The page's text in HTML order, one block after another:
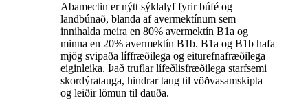
Abamectin er nýtt sýklalyf fyrir búfé og
landbúnað, blanda af avermektínum sem
innihalda meira en 80% avermektín B1a og
minna en 20% avermektín B1b. B1a og B1b hafa
mjög svipaða líffræðilega og eiturefnafræðilega
eiginleika. Það truflar lífeðlisfræðilega starfsemi
skordýratauga, hindrar taug til vöðvasamskipta
og leiðir lömun til dauða.